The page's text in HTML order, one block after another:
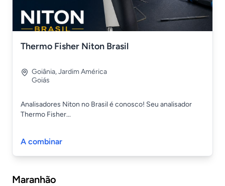
Thermo Fisher Niton Brasil
Goiânia,Jardim América
Goiás
Analisadores Niton no Brasil é conosco! Seu analisador
Thermo Fisher...
A combinar
Maranhão